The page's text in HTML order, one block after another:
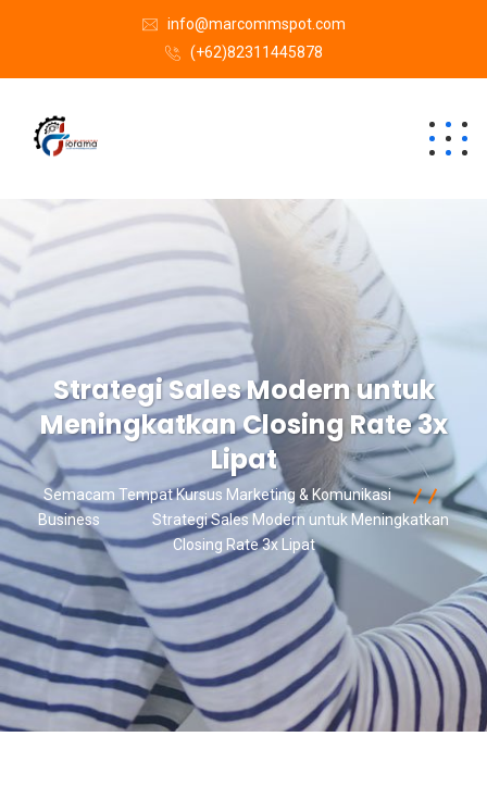
info@marcommspot.com
(+62)82311445878
Strategi Sales Modern untuk
Meningkatkan Closing Rate 3x
Lipat
Semacam Tempat Kursus Marketing & Komunikasi
Business
Strategi Sales Modern untuk Meningkatkan
Closing Rate 3x Lipat